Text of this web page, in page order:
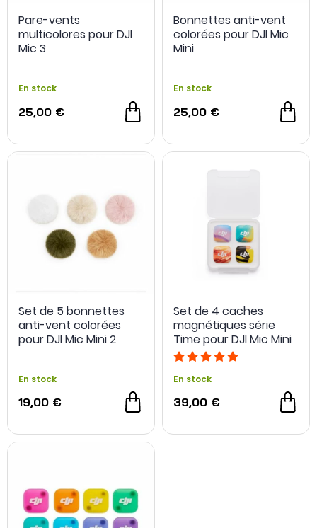
Pare-vents
multicolores pour DJI
Mic 3
En stock
25,00 €
Bonnettes anti-vent
colorées pour DJI Mic
Mini
En stock
25,00 €
Set de 5 bonnettes
anti-vent colorées
pour DJI Mic Mini 2
En stock
19,00 €
Set de 4 caches
magnétiques série
Time pour DJI Mic Mini
2
En stock
39,00 €